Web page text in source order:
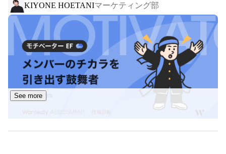
そんなHBLは、2025年7月にブランド誕生から5周年を迎
え、初となる大規模なリブランディングを発表。
ロゴ・キービジュアル・タグラインを刷新し、“眉毛のリ
ーディングカンパニー”として、これまで以上に確かな存
在感を目指して進化を遂げています。
髪やまつげはプロに任せるのが当たり前になってきた中
で、眉毛だけが“自己処理”のままだった時代を塗り替えて
きたHBL。
これからも、眉毛というパーツに光を当て、日々のメイク
KIYONE HOETANIマーケティング部
See more